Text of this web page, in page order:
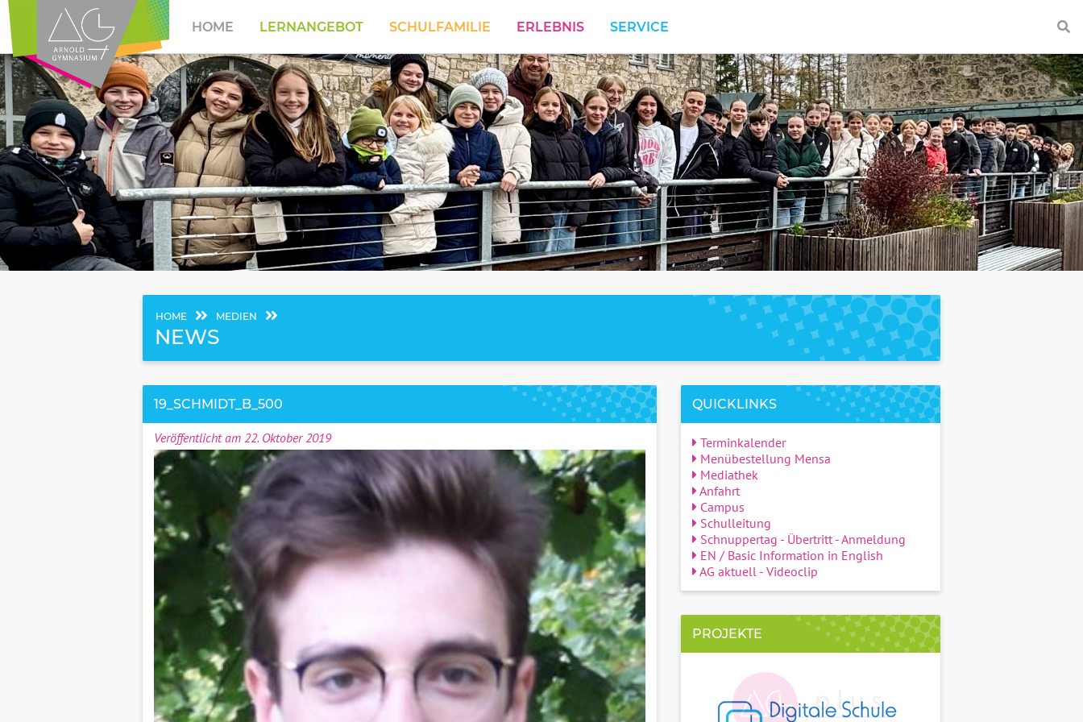
HOME LERNANGEBOT SCHULFAMILIE ERLEBNIS SERVICE
HOME MEDIEN
NEWS
19_SCHMIDT_B_500
Veröffentlicht am 22. Oktober 2019
QUICKLINKS
Terminkalender
Menübestellung Mensa
Mediathek
Anfahrt
Campus
Schulleitung
Schnuppertag - Übertritt - Anmeldung
EN / Basic Information in English
AG aktuell - Videoclip
PROJEKTE